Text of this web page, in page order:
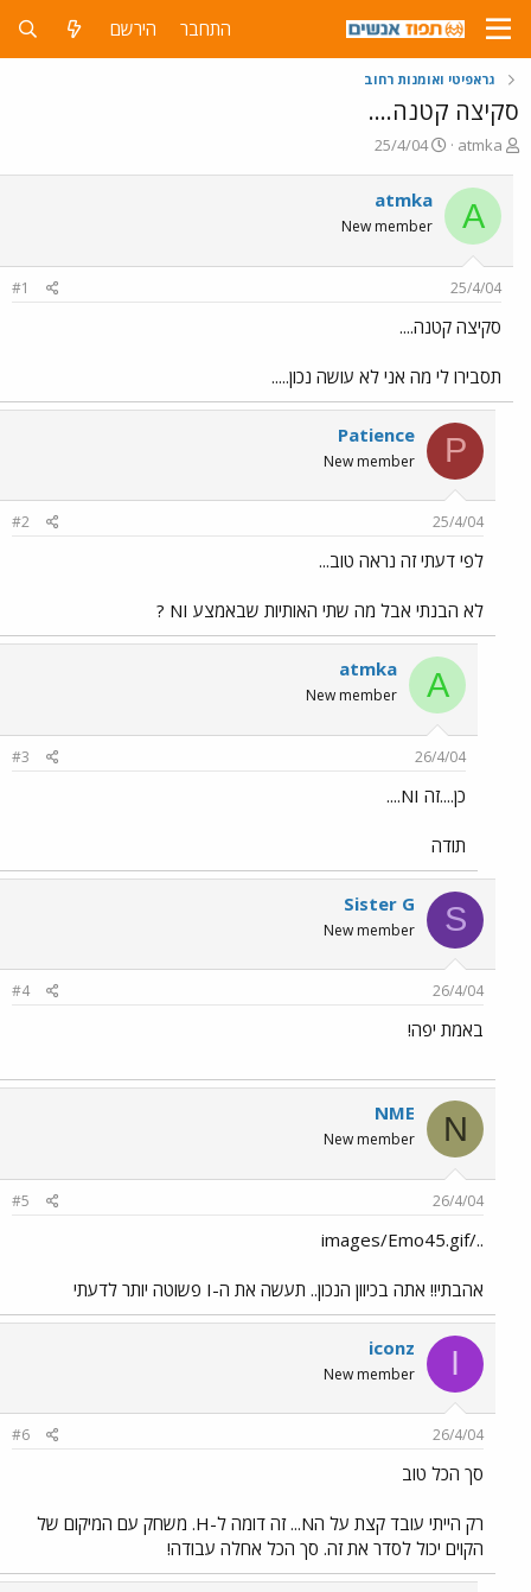
התחבר הירשם
גראפיטי ואומנות רחוב
סקיצה קטנה....
פ
ח
ה
ו
ש
atmka
פ
ס
ם
ת
י
25/4/04
A
atmka
New member
25/4/04
#1
סקיצה קטנה....
תסבירו לי מה אני לא עושה נכון.....
P
Patience
New member
25/4/04
#2
לפי דעתי זה נראה טוב...
לא הבנתי אבל מה שתי האותיות שבאמצע NI ?
A
atmka
New member
26/4/04
#3
כן....זה NI....
תודה
S
Sister G
New member
26/4/04
#4
באמת יפה!
N
NME
New member
26/4/04
#5
../images/Emo45.gif
אהבתי!! אתה בכיוון הנכון.. תעשה את ה-I פשוטה יותר לדעתי
I
iconz
New member
26/4/04
#6
סך הכל טוב
רק הייתי עובד קצת על הN... זה דומה ל-H. משחק עם המיקום של
הקוים יכול לסדר את זה. סך הכל אחלה עבודה!